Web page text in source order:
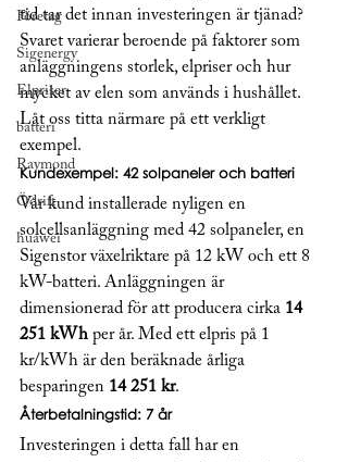
Företag
Sigenergy
Elpriser
batteri
Raymond
Ödrift
huawei
tid tar det innan investeringen är tjänad?
Svaret varierar beroende på faktorer som
anläggningens storlek, elpriser och hur
mycket av elen som används i hushållet.
Låt oss titta närmare på ett verkligt
exempel.
Kundexempel: 42 solpaneler och batteri
Vår kund installerade nyligen en
solcellsanläggning med 42 solpaneler, en
Sigenstor växelriktare på 12 kW och ett 8
kW-batteri. Anläggningen är
dimensionerad för att producera cirka 14
251 kWh per år. Med ett elpris på 1
kr/kWh är den beräknade årliga
besparingen 14 251 kr.
Återbetalningstid: 7 år
Investeringen i detta fall har en